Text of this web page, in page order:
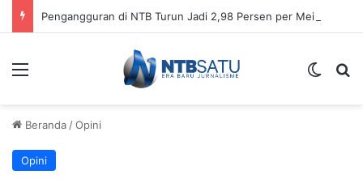
Menu
Beranda /Opini
Opini